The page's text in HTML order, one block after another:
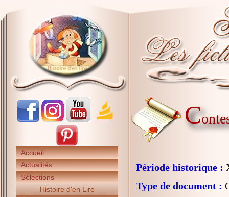
Accueil
Actualités
Sélections
Histoire d'en Lire
C
Période historique :
Type de document :